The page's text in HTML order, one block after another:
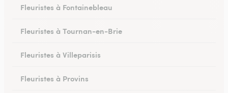
Fleuristes à Fontainebleau
Fleuristes à Tournan-en-Brie
Fleuristes à Villeparisis
Fleuristes à Provins